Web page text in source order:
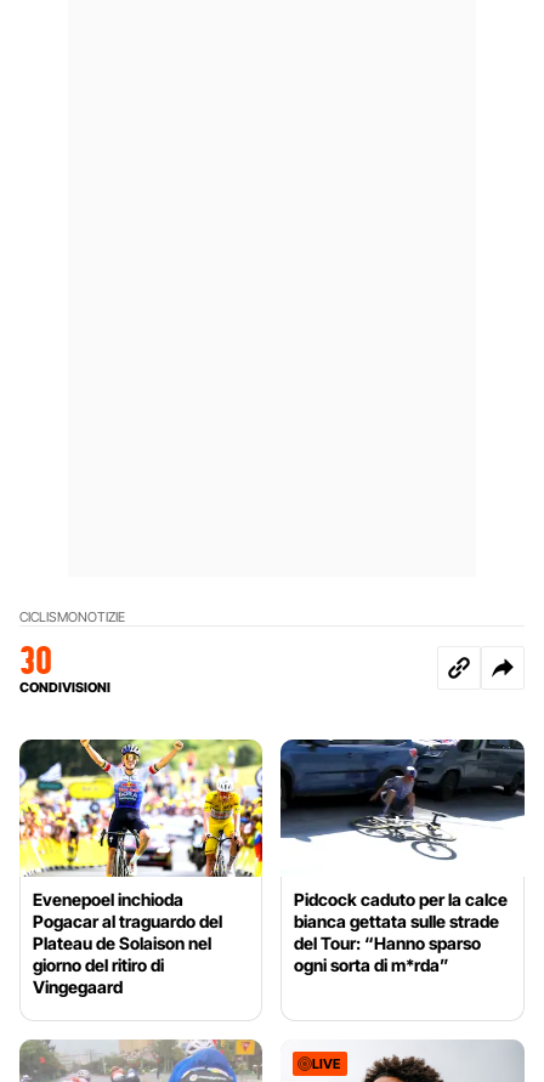
CICLISMONOTIZIE
30
CONDIVISIONI
Evenepoel inchioda
Pogacar al traguardo del
Plateau de Solaison nel
giorno del ritiro di
Vingegaard
Pidcock caduto per la calce
bianca gettata sulle strade
del Tour: “Hanno sparso
ogni sorta di m*rda”
LIVE